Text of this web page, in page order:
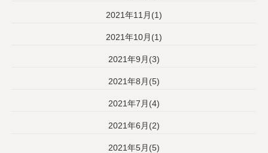
2021年11月(1)
2021年10月(1)
2021年9月(3)
2021年8月(5)
2021年7月(4)
2021年6月(2)
2021年5月(5)